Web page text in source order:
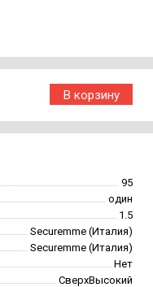
95
один
1.5
Securemme (Италия)
Securemme (Италия)
Нет
СверхВысокий